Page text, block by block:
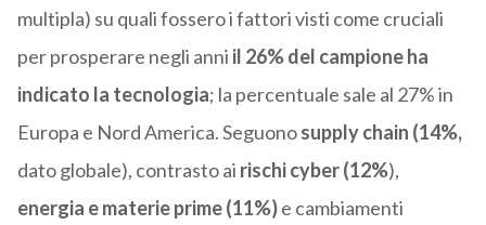
multipla) su quali fossero i fattori visti come cruciali
per prosperare negli anni il 26% del campione ha
indicato la tecnologia; la percentuale sale al 27% in
Europa e Nord America. Seguonosupply chain (14%,
dato globale), contrasto ai rischi cyber (12%),
energia e materie prime (11%)e cambiamenti